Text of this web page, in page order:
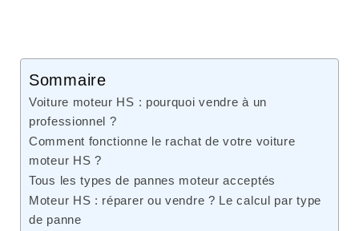
Sommaire
Voiture moteur HS : pourquoi vendre à un
professionnel ?
Comment fonctionne le rachat de votre voiture
moteur HS ?
Tous les types de pannes moteur acceptés
Moteur HS : réparer ou vendre ? Le calcul par type
de panne